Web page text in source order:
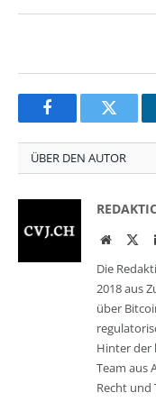
FacebookTwitter
ÜBER DEN AUTOR
Website
Die
2018 aus
über
Hinter der
Team aus
Recht und